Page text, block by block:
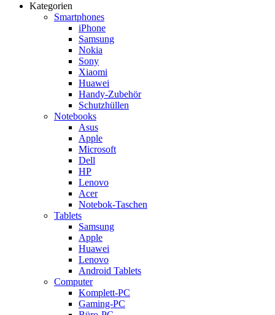
Kategorien
Smartphones
iPhone
Samsung
Nokia
Sony
Xiaomi
Huawei
Handy-Zubehör
Schutzhüllen
Notebooks
Asus
Apple
Microsoft
Dell
HP
Lenovo
Acer
Notebok-Taschen
Tablets
Samsung
Apple
Huawei
Lenovo
Android Tablets
Computer
Komplett-PC
Gaming-PC